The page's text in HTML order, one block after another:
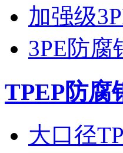
加强级
3PE防腐
TPEP防腐
大口径